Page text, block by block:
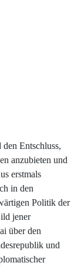
Entschluss,
anzubieten und
erstmals
in den
Politik der
jener
über den
und